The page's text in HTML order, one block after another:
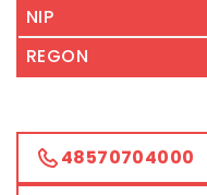
NIP
REGON
48570704000